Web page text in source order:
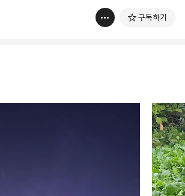
구독하기
thebravepost.com
bravesjb@gmail.com,